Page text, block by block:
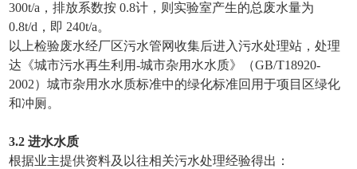
300t/a，排放系数按 0.8计，则实验室产生的总废水量为
0.8t/d，即 240t/a。
以上检验废水经厂区污水管网收集后进入污水处理站，处理
达《城市污水再生利用-城市杂用水水质》（GB/T18920-
2002）城市杂用水水质标准中的绿化标准回用于项目区绿化
和冲厕。
3.2 进水水质
根据业主提供资料及以往相关污水处理经验得出：